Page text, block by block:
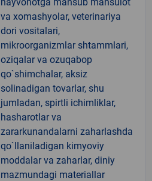
va xomashyolar, veterinariya
dori vositalari,
mikroorganizmlar shtammlari,
oziqalar va ozuqabop
qo`shimchalar, aksiz
solinadigan tovarlar, shu
jumladan, spirtli ichimliklar,
hasharotlar va
zararkunandalarni zaharlashda
qo`llaniladigan kimyoviy
moddalar va zaharlar, diniy
mazmundagi materiallar